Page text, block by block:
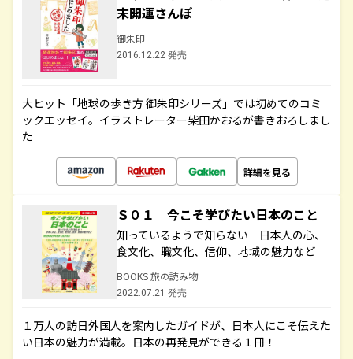
末開運さんぽ
御朱印
2016.12.22 発売
大ヒット「地球の歩き方 御朱印シリーズ」では初めてのコミ
ックエッセイ。イラストレーター柴田かおるが書きおろしまし
た
詳細を見る
Ｓ０１ 今こそ学びたい日本のこと
知っているようで知らない 日本人の心、
食文化、職文化、信仰、地域の魅力など
BOOKS 旅の読み物
2022.07.21 発売
１万人の訪日外国人を案内したガイドが、日本人にこそ伝えた
い日本の魅力が満載。日本の再発見ができる１冊！